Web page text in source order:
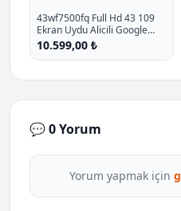
43wf7500fq Full Hd 43 109
Ekran Uydu Alicili Google
Smart Qled Tv P - %20.9
İndirim
10.599,00 ₺
💬 0 Yorum
Yorum yapmak için